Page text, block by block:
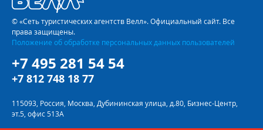
© «Сеть туристических агентств Велл». Официальный сайт. Все
права защищены.
Положение об обработке персональных данных пользователей
+7 495 281 54 54
+7 812 748 18 77
115093, Россия, Москва, Дубининская улица, д.80, Бизнес-Центр,
эт.5, офис 513А